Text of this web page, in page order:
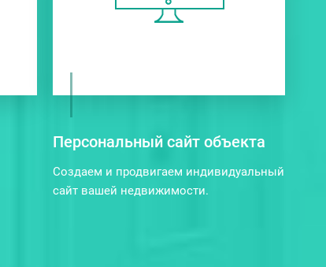
Персональный сайт объекта
Создаем и продвигаем индивидуальный
сайт вашей недвижимости.